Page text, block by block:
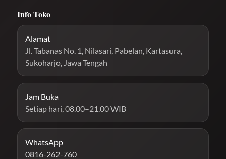
Info Toko
Alamat
Jl. Tabanas No. 1, Nilasari, Pabelan, Kartasura,
Sukoharjo, Jawa Tengah
Jam Buka
Setiap hari, 08.00–21.00 WIB
WhatsApp
0816-262-760